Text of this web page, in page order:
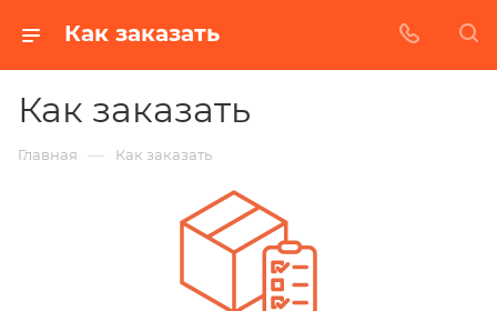
Как заказать
Как заказать
Главная — Как заказать